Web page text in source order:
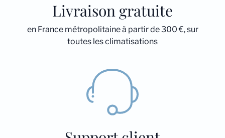
Livraison gratuite
en France métropolitaine à partir de 300 €, sur
toutes les climatisations